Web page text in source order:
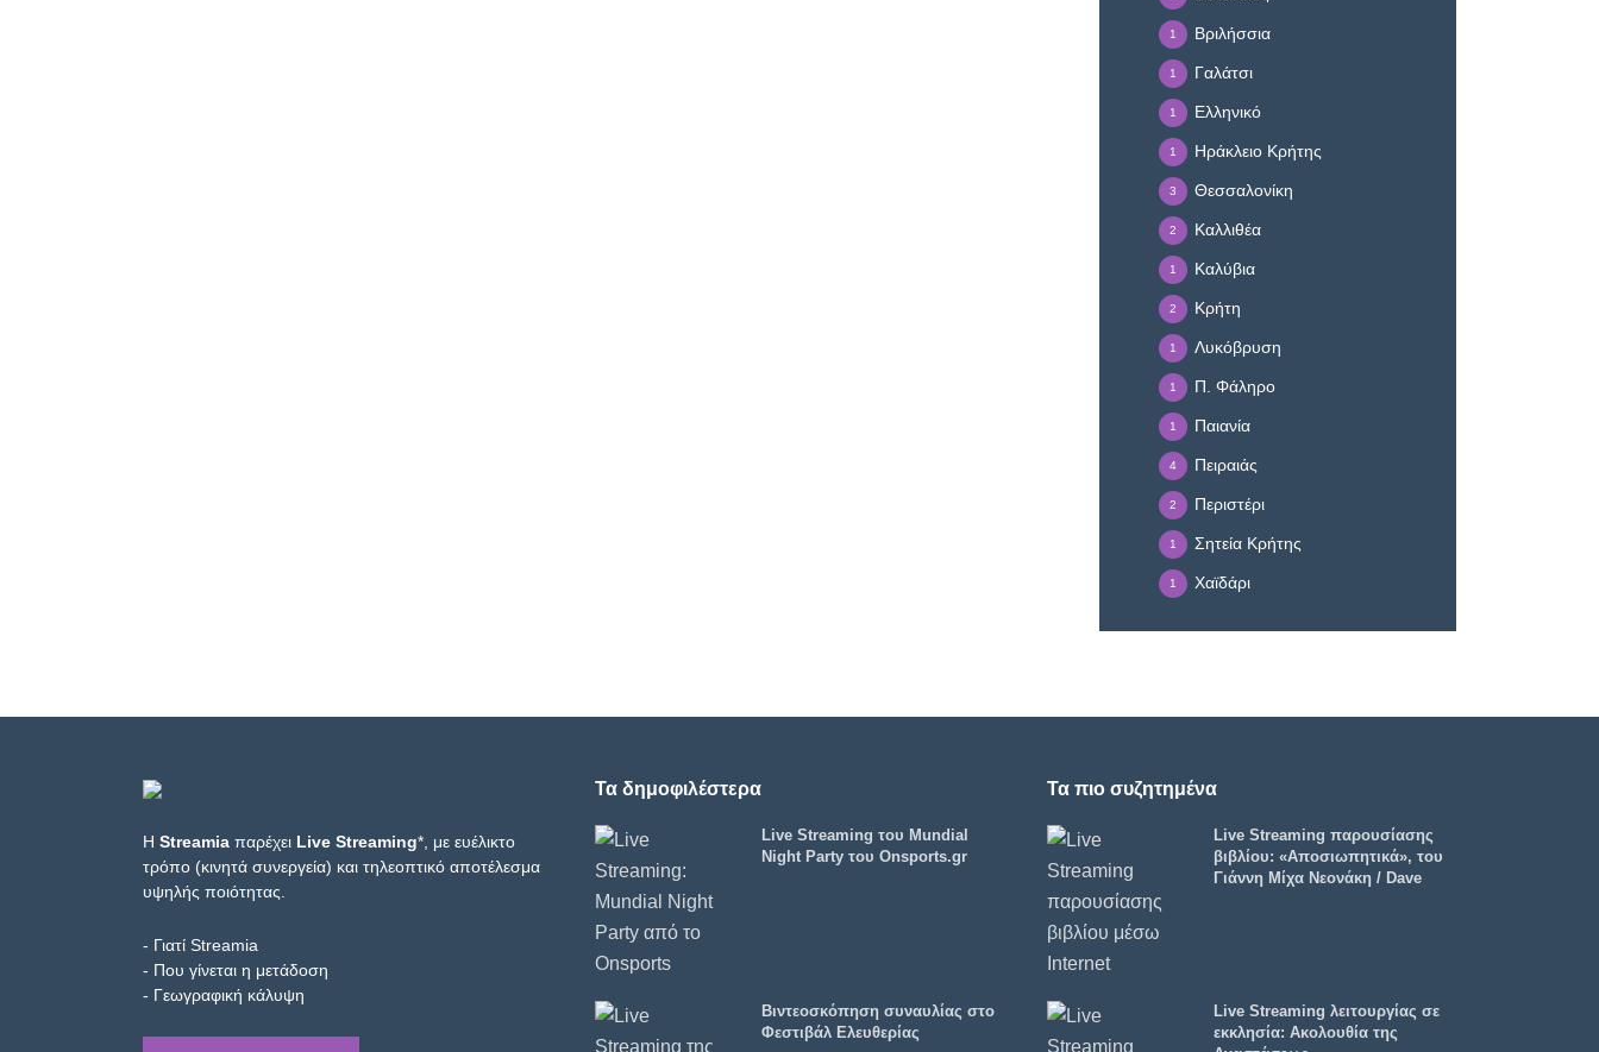
Βριλήσσια
1
Γαλάτσι
1
Ελληνικό
1
Ηράκλειο Κρήτης
1
Θεσσαλονίκη
3
Καλλιθέα
2
Καλύβια
1
Κρήτη
2
Λυκόβρυση
1
Π. Φάληρο
1
Παιανία
1
Πειραιάς
4
Περιστέρι
2
Σητεία Κρήτης
1
Χαϊδάρι
1
Η Streamia παρέχει Live Streaming*, με ευέλικτο
τρόπο (κινητά συνεργεία) και τηλεοπτικό αποτέλεσμα
υψηλής ποιότητας.
- Γιατί Streamia
- Που γίνεται η μετάδοση
- Γεωγραφική κάλυψη
Τα δημοφιλέστερα
Live Streaming του Mundial
Night Party του Onsports.gr
Βιντεοσκόπηση συναυλίας στο
Φεστιβάλ Ελευθερίας
Τα πιο συζητημένα
Live Streaming παρουσίασης
βιβλίου: «Αποσιωπητικά», του
Γιάννη Μίχα Νεονάκη / Dave
Live Streaming λειτουργίας σε
εκκλησία: Ακολουθία της